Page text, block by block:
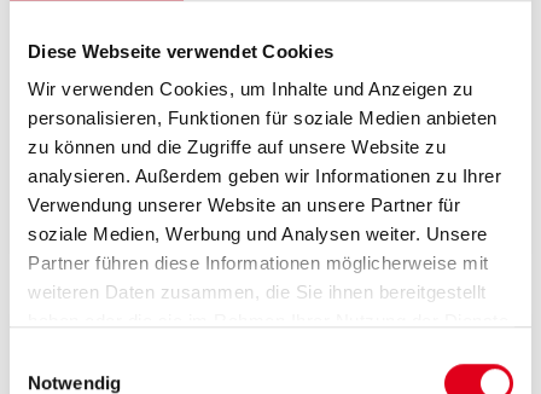
Diese Webseite verwendet Cookies
Wir verwenden Cookies, um Inhalte und Anzeigen zu
personalisieren, Funktionen für soziale Medien anbieten
zu können und die Zugriffe auf unsere Website zu
analysieren. Außerdem geben wir Informationen zu Ihrer
Verwendung unserer Website an unsere Partner für
soziale Medien, Werbung und Analysen weiter. Unsere
Partner führen diese Informationen möglicherweise mit
weiteren Daten zusammen, die Sie ihnen bereitgestellt
Notwendig
RM128
Pressfitting als Winkel 90° mit
verchromten Steigrohr 16mm für
Mehrschichtverbund- und
Kunststoffroh